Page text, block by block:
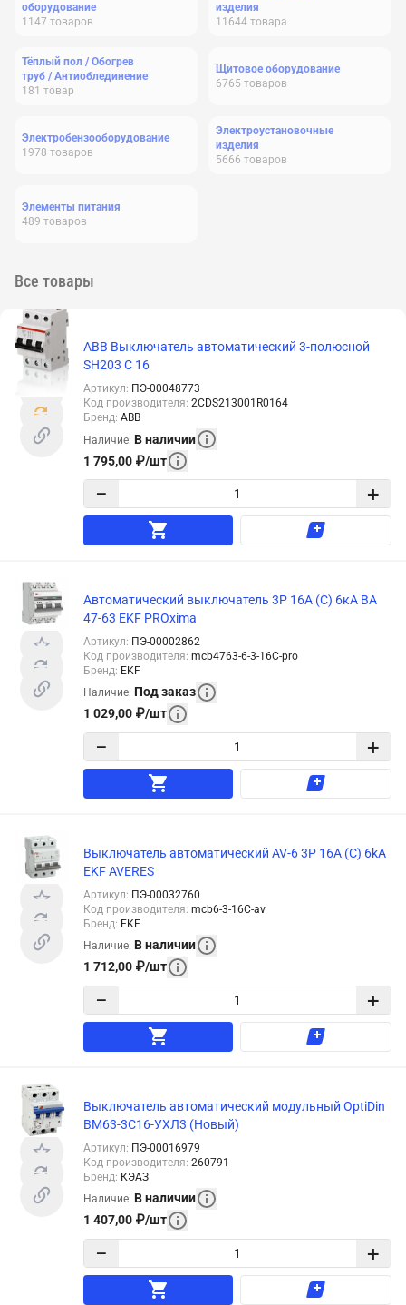
оборудование
1147 товаров
изделия
11644 товара
Тёплый пол / Обогрев
труб / Антиоблединение
181 товар
Щитовое оборудование
6765 товаров
Электробензооборудование
1978 товаров
Электроустановочные
изделия
5666 товаров
Элементы питания
489 товаров
Все товары
ABB Выключатель автоматический 3-полюсной
SH203 C 16
Артикул: ПЭ-00048773
Код производителя: 2CDS213001R0164
Бренд: ABB
Наличие: В наличии
1 795,00 ₽/шт
− +
Автоматический выключатель 3P 16А (C) 6кА ВА
47-63 EKF PROxima
Артикул: ПЭ-00002862
Код производителя: mcb4763-6-3-16C-pro
Бренд: EKF
Наличие: Под заказ
1 029,00 ₽/шт
− +
Выключатель автоматический AV-6 3P 16A (C) 6kA
EKF AVERES
Артикул: ПЭ-00032760
Код производителя: mcb6-3-16C-av
Бренд: EKF
Наличие: В наличии
1 712,00 ₽/шт
− +
Выключатель автоматический модульный OptiDin
BM63-3C16-УХЛ3 (Новый)
Артикул: ПЭ-00016979
Код производителя: 260791
Бренд: КЭАЗ
Наличие: В наличии
1 407,00 ₽/шт
− +